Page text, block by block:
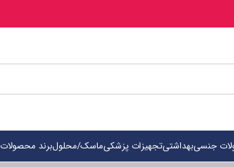
جنسیبهداشتیتجهیزات پزشکیماسک/محلولبرند محصولات